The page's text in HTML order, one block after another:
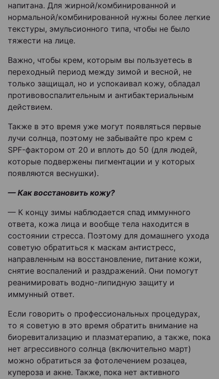
напитана. Для жирной/комбинированной и
нормальной/комбинированной нужны более легкие
текстуры, эмульсионного типа, чтобы не было
тяжести на лице.
Важно, чтобы крем, которым вы пользуетесь в
переходный период между зимой и весной, не
только защищал, но и успокаивал кожу, обладал
противовоспалительным и антибактериальным
действием.
Также в это время уже могут появляться первые
лучи солнца, поэтому не забывайте про крем с
SPF-фактором от 20 и вплоть до 50 (для людей,
которые подвержены пигментации и у которых
появляются веснушки).
— Как восстановить кожу?
— К концу зимы наблюдается спад иммунного
ответа, кожа лица и вообще тела находится в
состоянии стресса. Поэтому для домашнего ухода
советую обратиться к маскам антистресс,
направленным на восстановление, питание кожи,
снятие воспалений и раздражений. Они помогут
реанимировать водно-липидную защиту и
иммунный ответ.
Если говорить о профессиональных процедурах,
то я советую в это время обратить внимание на
биоревитализацию и плазматерапию, а также, пока
нет агрессивного солнца (включительно март)
можно обратиться за фотолечением розацеа,
купероза и акне. Также, пока нет активного